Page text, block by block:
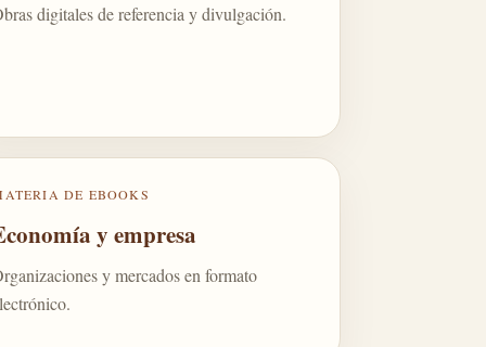
digitales de referencia y divulgación.
DE EBOOKS
y empresa
y mercados en formato